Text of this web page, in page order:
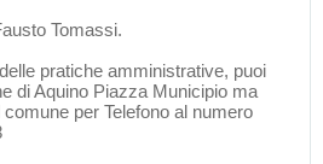
Tomassi.
pratiche amministrative, puoi
di Aquino Piazza Municipio ma
per Telefono al numero